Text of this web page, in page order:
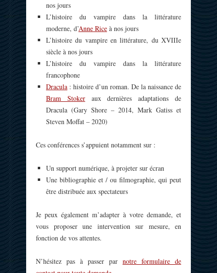
nos jours
L’histoire du vampire dans la littérature
moderne, d’Anne Rice à nos jours
L’histoire du vampire en littérature, du XVIIIe
siècle à nos jours
L’histoire du vampire dans la littérature
francophone
Dracula : histoire d’un roman. De la naissance de
Bram Stokeraux dernières adaptations de
Dracula (Gary Shore – 2014, Mark Gatiss et
Steven Moffat – 2020)
Ces conférences s’appuient notamment sur :
Un support numérique, à projeter sur écran
Une bibliographie et / ou filmographie, qui peut
être distribuée aux spectateurs
Je peux également m’adapter à votre demande, et
vous proposer une intervention sur mesure, en
fonction de vos attentes.
N’hésitez pas à passer par notre formulaire de